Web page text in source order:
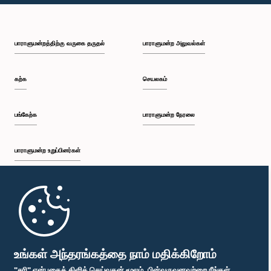
உங்கள் அந்தரங்கத்தை நாம் மதிக்கிறோம்
பி.ப. 1:30 - பி.ப. 1:37
பி.ப. 1:57 - பி.ப. 2:10
பி.ப. 2:17 - பி.ப. 2:34
பாராளுமன்றத்திற்கு வருகை தருதல்
கற்க
பங்கேற்க
பாராளுமன்ற உறுப்பினர்கள்
முதற்பக்கம்
பாராளுமன்ற அலுவல்கள்
செயலகம்
பாராளுமன்ற நேரலை
பாராளுமன்ற கையடக்க செயலி